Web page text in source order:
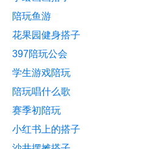
陪玩鱼游
花果园健身搭子
397陪玩公会
学生游戏陪玩
陪玩唱什么歌
赛季初陪玩
小红书上的搭子